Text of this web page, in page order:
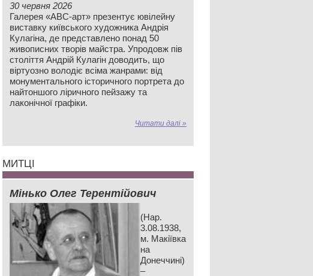
30 червня 2026
Галерея «АВС-арт» презентує ювілейну
виставку київського художника Андрія
Кулагіна, де представлено понад 50
живописних творів майстра. Упродовж пів
століття Андрій Кулагін доводить, що
віртуозно володіє всіма жанрами: від
монументального історичного портрета до
найтоншого ліричного пейзажу та
лаконічної графіки.
Читати далі »
МИТЦІ
Мінько Олег Терентійович
(Нар.
3.08.1938,
м. Макіївка
на
Донеччині)
–